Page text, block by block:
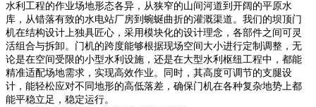
水利工程的作业场地形态各异，从狭窄的山间河道到开阔的平原水
库，从错落有致的水电站厂房到蜿蜒曲折的灌溉渠道。我们的坝顶门
机在结构设计上独具匠心，采用模块化的设计理念，各部件之间可灵
活组合与拆卸。门机的跨度能够根据现场空间大小进行定制调整，无
论是在空间受限的小型水利设施，还是在大型水利枢纽工程中，都能
精准适配场地需求，实现高效作业。同时，其高度可调节的支腿设
计，能轻松应对不同地形的高低落差，确保门机在各种复杂地势上都
能平稳立足，稳定运行。